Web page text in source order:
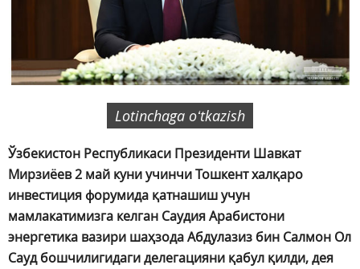
Lotinchaga oʻtkazish
Ўзбекистон Республикаси Президенти Шавкат
Мирзиёев 2 май куни учинчи Тошкент халқаро
инвестиция форумида қатнашиш учун
мамлакатимизга келган Саудия Арабистони
энергетика вазири шаҳзода Абдулазиз бин Салмон Ол
Сауд бошчилигидаги делегацияни қабул қилди, дея